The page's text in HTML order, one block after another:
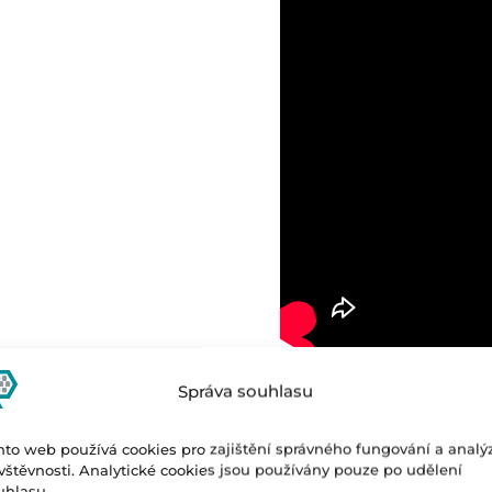
Správa souhlasu
web používá cookies pro zajištění správného fungování a
Analytické cookies jsou používány pouze po udělení